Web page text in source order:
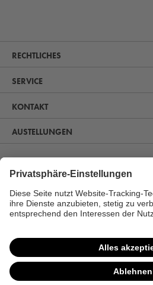
Erfahren Sie, was uns
Pool und Spa gemacht
sich immer mehr
perfekten Erholung und
MEHR ERFAHREN
RECHTLICHES
SERVICE
KONTAKT
AUSTELLUNGEN